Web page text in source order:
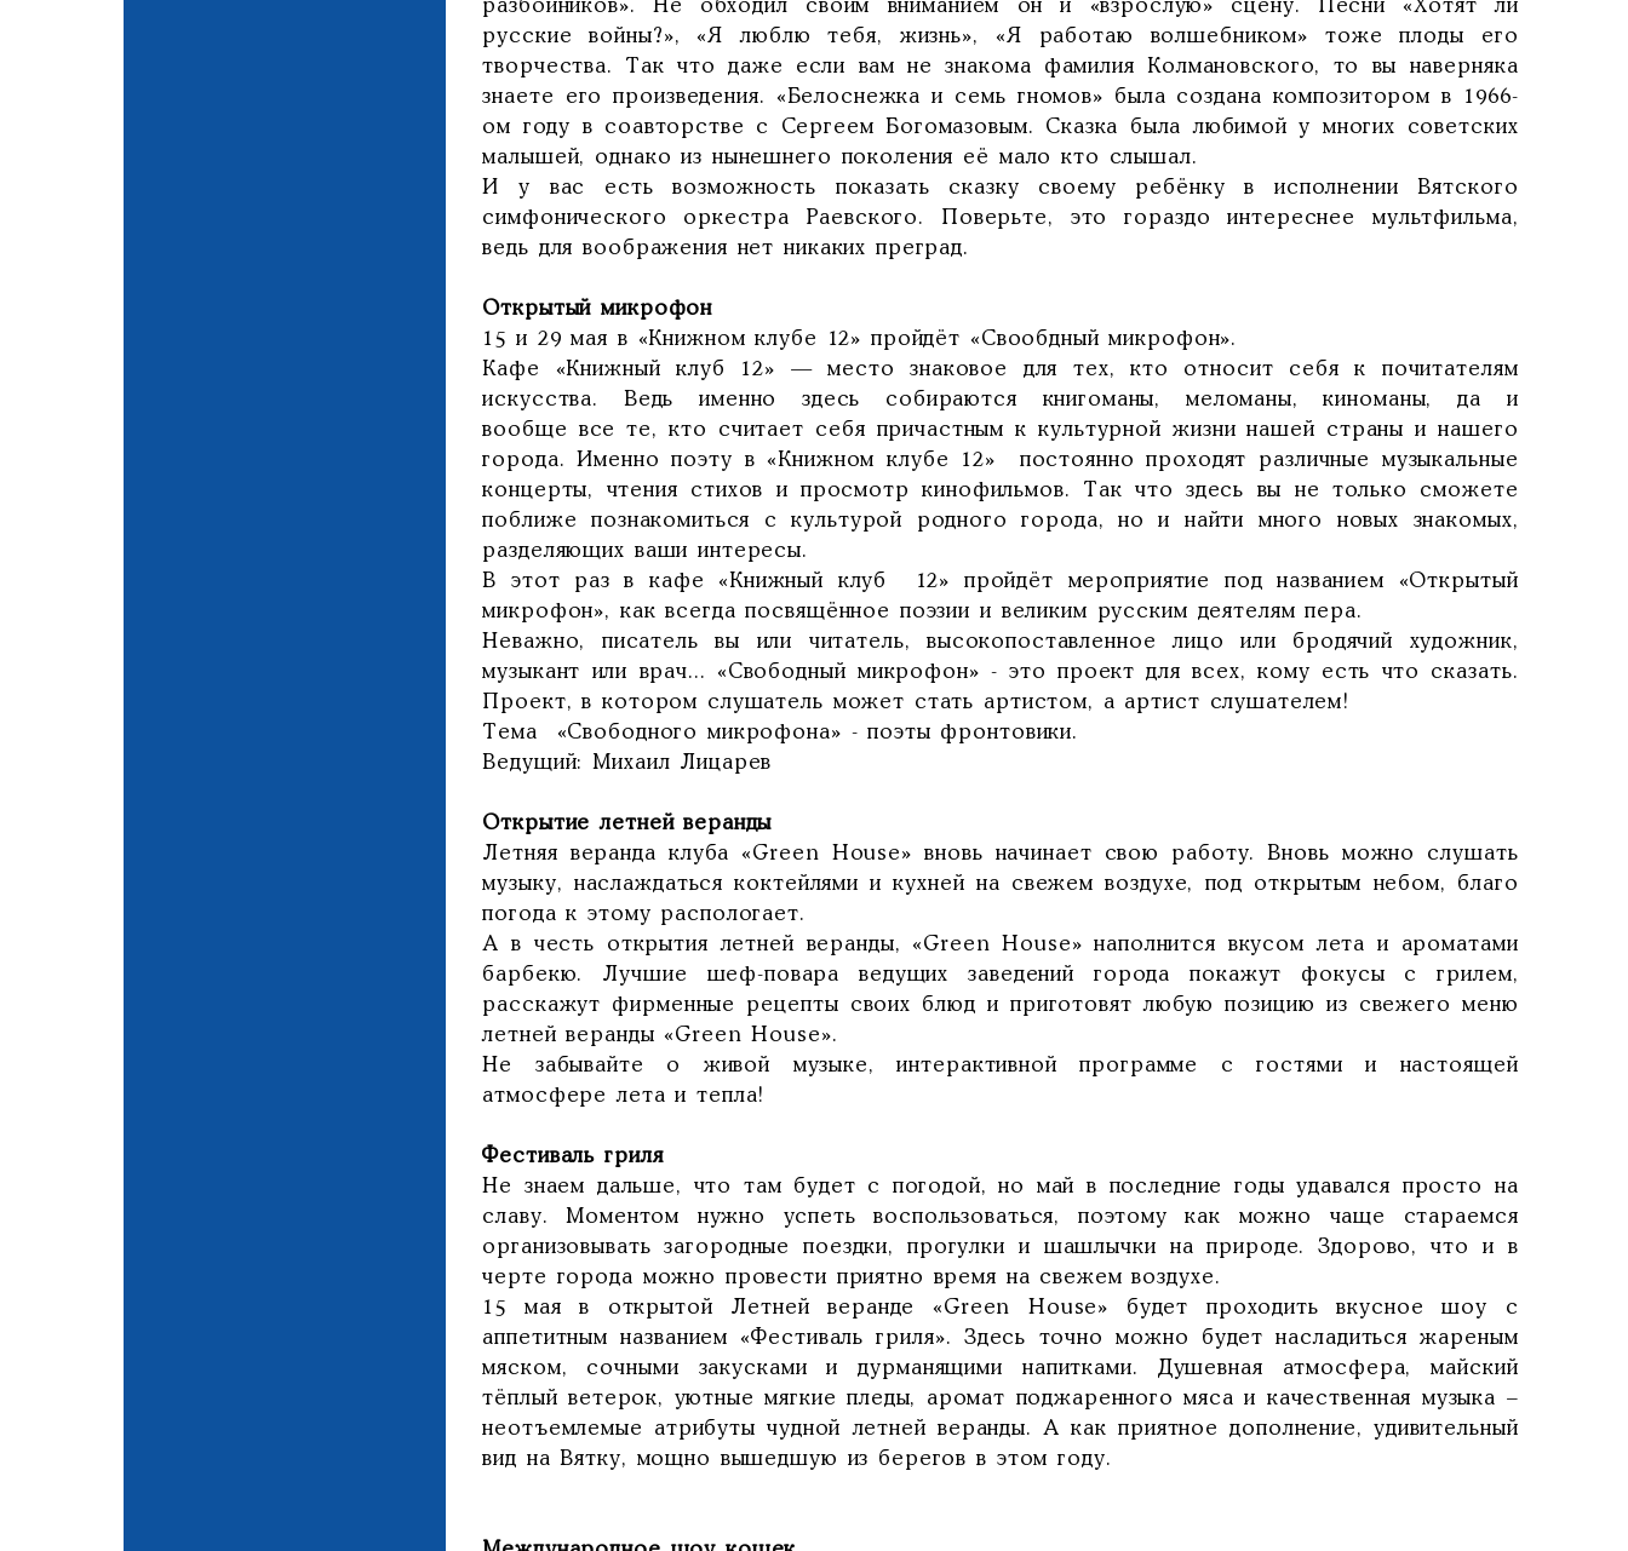
разбойников». Не обходил своим вниманием он и «взрослую» сцену. Песни «Хотят ли
русские войны?», «Я люблю тебя, жизнь», «Я работаю волшебником» тоже плоды его
творчества. Так что даже если вам не знакома фамилия Колмановского, то вы наверняка
знаете его произведения. «Белоснежка и семь гномов» была создана композитором в 1966-
ом году в соавторстве с Сергеем Богомазовым. Сказка была любимой у многих советских
малышей, однако из нынешнего поколения её мало кто слышал.
И у вас есть возможность показать сказку своему ребёнку в исполнении Вятского
симфонического оркестра Раевского. Поверьте, это гораздо интереснее мультфильма,
ведь для воображения нет никаких преград.
Открытый микрофон
15 и 29 мая в «Книжном клубе 12» пройдёт «Свообдный микрофон».
Кафе «Книжный клуб 12» — место знаковое для тех, кто относит себя к почитателям
искусства. Ведь именно здесь собираются книгоманы, меломаны, киноманы, да и
вообще все те, кто считает себя причастным к культурной жизни нашей страны и нашего
города. Именно поэту в «Книжном клубе 12» постоянно проходят различные музыкальные
концерты, чтения стихов и просмотр кинофильмов. Так что здесь вы не только сможете
поближе познакомиться с культурой родного города, но и найти много новых знакомых,
разделяющих ваши интересы.
В этот раз в кафе «Книжный клуб 12» пройдёт мероприятие под названием «Открытый
микрофон», как всегда посвящённое поэзии и великим русским деятелям пера.
Неважно, писатель вы или читатель, высокопоставленное лицо или бродячий художник,
музыкант или врач... «Свободный микрофон» - это проект для всех, кому есть что сказать.
Проект, в котором слушатель может стать артистом, а артист слушателем!
Тема «Свободного микрофона» - поэты фронтовики.
Ведущий: Михаил Лицарев
Открытие летней веранды
Летняя веранда клуба «Green House» вновь начинает свою работу. Вновь можно слушать
музыку, наслаждаться коктейлями и кухней на свежем воздухе, под открытым небом, благо
погода к этому распологает.
А в честь открытия летней веранды, «Green House» наполнится вкусом лета и ароматами
барбекю. Лучшие шеф-повара ведущих заведений города покажут фокусы с грилем,
расскажут фирменные рецепты своих блюд и приготовят любую позицию из свежего меню
летней веранды «Green House».
Не забывайте о живой музыке, интерактивной программе с гостями и настоящей
атмосфере лета и тепла!
Фестиваль гриля
Не знаем дальше, что там будет с погодой, но май в последние годы удавался просто на
славу. Моментом нужно успеть воспользоваться, поэтому как можно чаще стараемся
организовывать загородные поездки, прогулки и шашлычки на природе. Здорово, что и в
черте города можно провести приятно время на свежем воздухе.
15 мая в открытой Летней веранде «Green House» будет проходить вкусное шоу с
аппетитным названием «Фестиваль гриля». Здесь точно можно будет насладиться жареным
мяском, сочными закусками и дурманящими напитками. Душевная атмосфера, майский
тёплый ветерок, уютные мягкие пледы, аромат поджаренного мяса и качественная музыка –
неотъемлемые атрибуты чудной летней веранды. А как приятное дополнение, удивительный
вид на Вятку, мощно вышедшую из берегов в этом году.